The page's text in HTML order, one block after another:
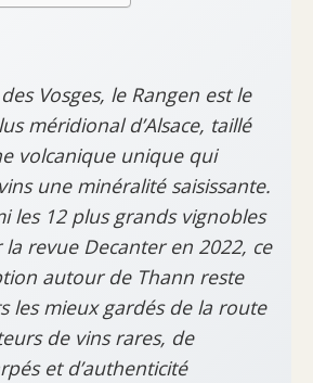
Vosges, le Rangen est le
méridional d’Alsace, taillé
volcanique unique qui
une minéralité saisissante.
les 12 plus grands vignobles
revue Decanter en 2022, ce
autour de Thann reste
les mieux gardés de la route
de vins rares, de
et d’authenticité